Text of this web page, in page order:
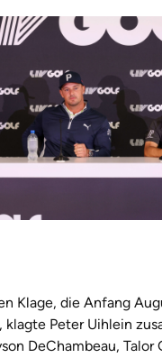
Klage, die Anfang
Peter Uihlein
DeChambeau, Talor